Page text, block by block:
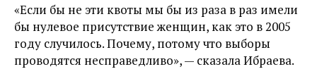
«Если бы не эти квоты мы бы из раза в раз имели
бы нулевое присутствие женщин, как это в 2005
году случилось. Почему, потому что выборы
проводятся несправедливо», — сказала Ибраева.